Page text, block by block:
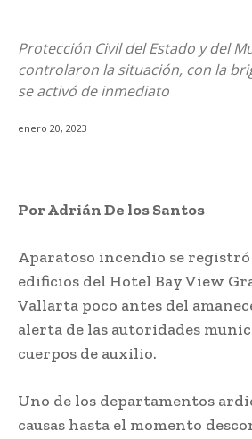
Protección Civil del Estado y del
controlaron la situación, con la
se activó de inmediato
enero 20, 2023
Por Adrián De los Santos
Aparatoso incendio se registró
edificios del Hotel Bay View
Vallarta poco antes del
alerta de las autoridades
cuerpos de auxilio.
Uno de los departamentos
causas hasta el momento